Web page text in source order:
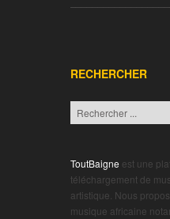
RECHERCHER
ToutBaigne est une
téléchargement de
artistique. Nous
musique africaine